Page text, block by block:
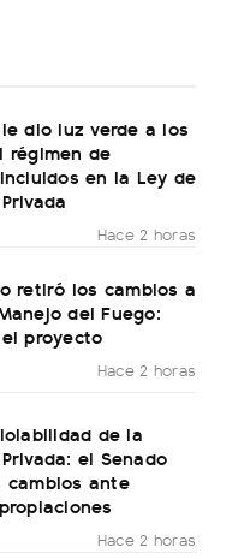
dio luz verde a los
régimen de
en la Ley de
Hace 2 horas
retiró los cambios a
del Fuego:
proyecto
Hace 2 horas
de la
el Senado
cambios ante
Hace 2 horas